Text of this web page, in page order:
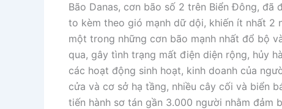
Bão Danas, cơn bão số 2 trên Biển Đông,
to kèm theo gió mạnh dữ dội, khiến ít nhất
một trong những cơn bão mạnh nhất đổ bộ
qua, gây tình trạng mất điện diện rộng, hủy
các hoạt động sinh hoạt, kinh doanh của
cửa và cơ sở hạ tầng, nhiều cây cối và biển
tiến hành sơ tán gần 3.000 người nhằm đảm